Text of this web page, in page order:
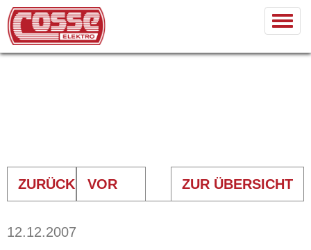
ZURÜCK VOR ZUR ÜBERSICHT
12.12.2007